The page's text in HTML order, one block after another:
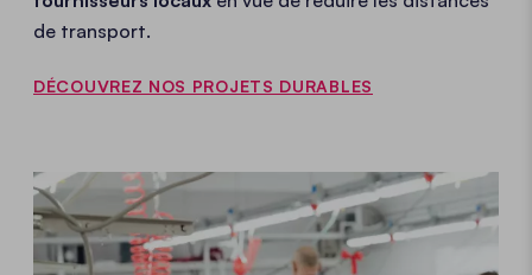
de transport.
DÉCOUVREZ NOS PROJETS DURABLES